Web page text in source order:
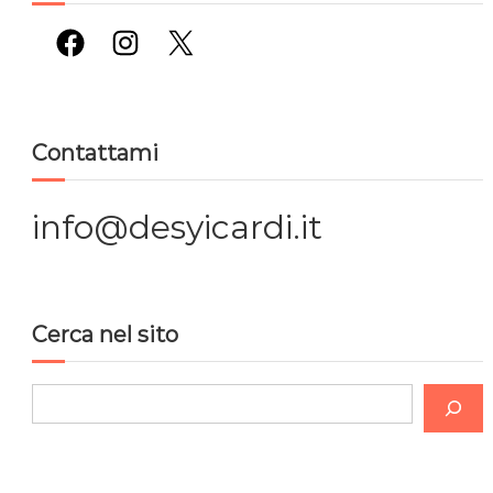
Facebook Instagram X
Contattami
info@desyicardi.it
Cerca nel sito
e